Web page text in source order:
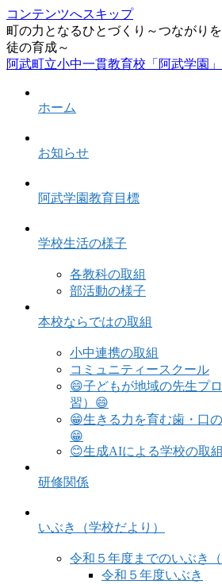
コンテンツへスキップ
町の力となるひとづくり～つながり
徒の育成～
阿武町立小中一貫教育校「阿武学園
ホーム
お知らせ
阿武学園教育目標
学校生活の様子
各教科の取組
部活動の様子
本校ならではの取組
小中連携の取組
コミュニティースクール
😄子どもが地域の先生プ
習）😄
😁生きる力を育む歯・口
😁
😊生成AIによる学校の取
研修関係
いぶき（学校だより）
令和５年度までのいぶき（
令和５年度いぶき